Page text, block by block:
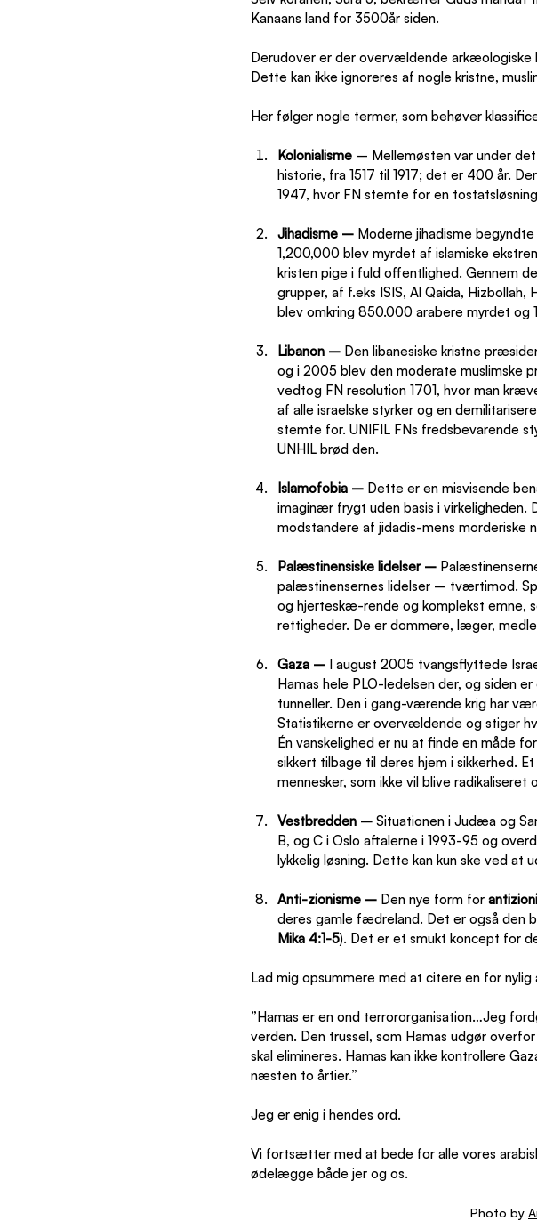
Kanaans land for 3500år siden.
Derudover er der overvældende arkæologiske
Dette kan ikke ignoreres af nogle kristne,
Her følger nogle termer, som behøver
Kolonialisme – Mellemøsten var under
historie, fra 1517 til 1917; det er 400 år.
1947, hvor FN stemte for en
Jihadisme – Moderne jihadisme
1,200,000 blev myrdet af islamiske
kristen pige i fuld offentlighed. Gennem
grupper, af f.eks ISIS, Al Qaida, Hizbollah,
blev omkring 850.000 arabere myrdet og
Libanon – Den libanesiske kristne
og i 2005 blev den moderate muslimske
vedtog FN resolution 1701, hvor man
af alle israelske styrker og en
stemte for. UNIFIL FNs fredsbevarende
UNHIL brød den.
Islamofobia – Dette er en misvisende
imaginær frygt uden basis i
modstandere af jidadis-mens morderiske
Palæstinensiske lidelser –
palæstinensernes lidelser – tværtimod.
og hjerteskæ-rende og komplekst emne,
rettigheder. De er dommere, læger,
Gaza – I august 2005 tvangsflyttede
Hamas hele PLO-ledelsen der, og siden
tunneller. Den i gang-værende krig har
Statistikerne er overvældende og stiger
Én vanskelighed er nu at finde en måde
sikkert tilbage til deres hjem i sikkerhed.
mennesker, som ikke vil blive radikaliseret
Vestbredden – Situationen i Judæa og
B, og C i Oslo aftalerne i 1993-95 og
lykkelig løsning. Dette kan kun ske ved at
Anti-zionisme – Den nye form for
deres gamle fædreland. Det er også den
Mika 4:1-5). Det er et smukt koncept for
Lad mig opsummere med at citere en for
”Hamas er en ond terrororganisation…Jeg
verden. Den trussel, som Hamas udgør
skal elimineres. Hamas kan ikke kontrollere
næsten to årtier.”
Jeg er enig i hendes ord.
Vi fortsætter med at bede for alle vores
ødelægge både jer og os.
Photo by